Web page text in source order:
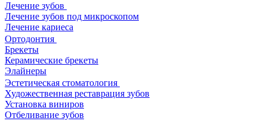
Лечение зубов
Лечение зубов под микроскопом
Лечение кариеса
Ортодонтия
Брекеты
Керамические брекеты
Элайнеры
Эстетическая стоматология
Художественная реставрация зубов
Установка виниров
Отбеливание зубов